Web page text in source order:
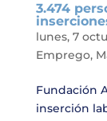
3.474
lunes, 7
Emprego,
Fundación
inserción